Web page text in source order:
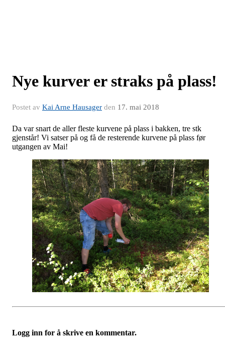
Nye kurver er straks på plass!
Postet av Kai Arne Hausager den 17. mai 2018
Da var snart de aller fleste kurvene på plass i bakken, tre stk
gjenstår! Vi satser på og få de resterende kurvene på plass før
utgangen av Mai!
Logg inn for å skrive en kommentar.